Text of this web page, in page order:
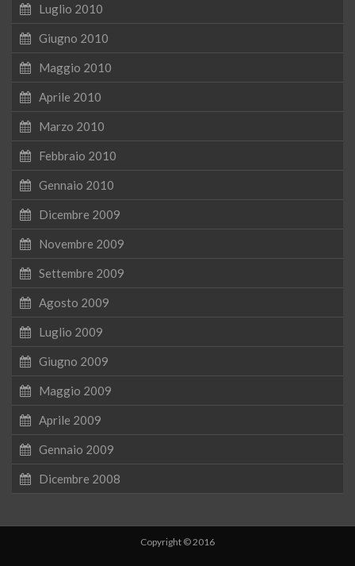
Luglio 2010
Giugno 2010
Maggio 2010
Aprile 2010
Marzo 2010
Febbraio 2010
Gennaio 2010
Dicembre 2009
Novembre 2009
Settembre 2009
Agosto 2009
Luglio 2009
Giugno 2009
Maggio 2009
Aprile 2009
Gennaio 2009
Dicembre 2008
Copyright © 2016